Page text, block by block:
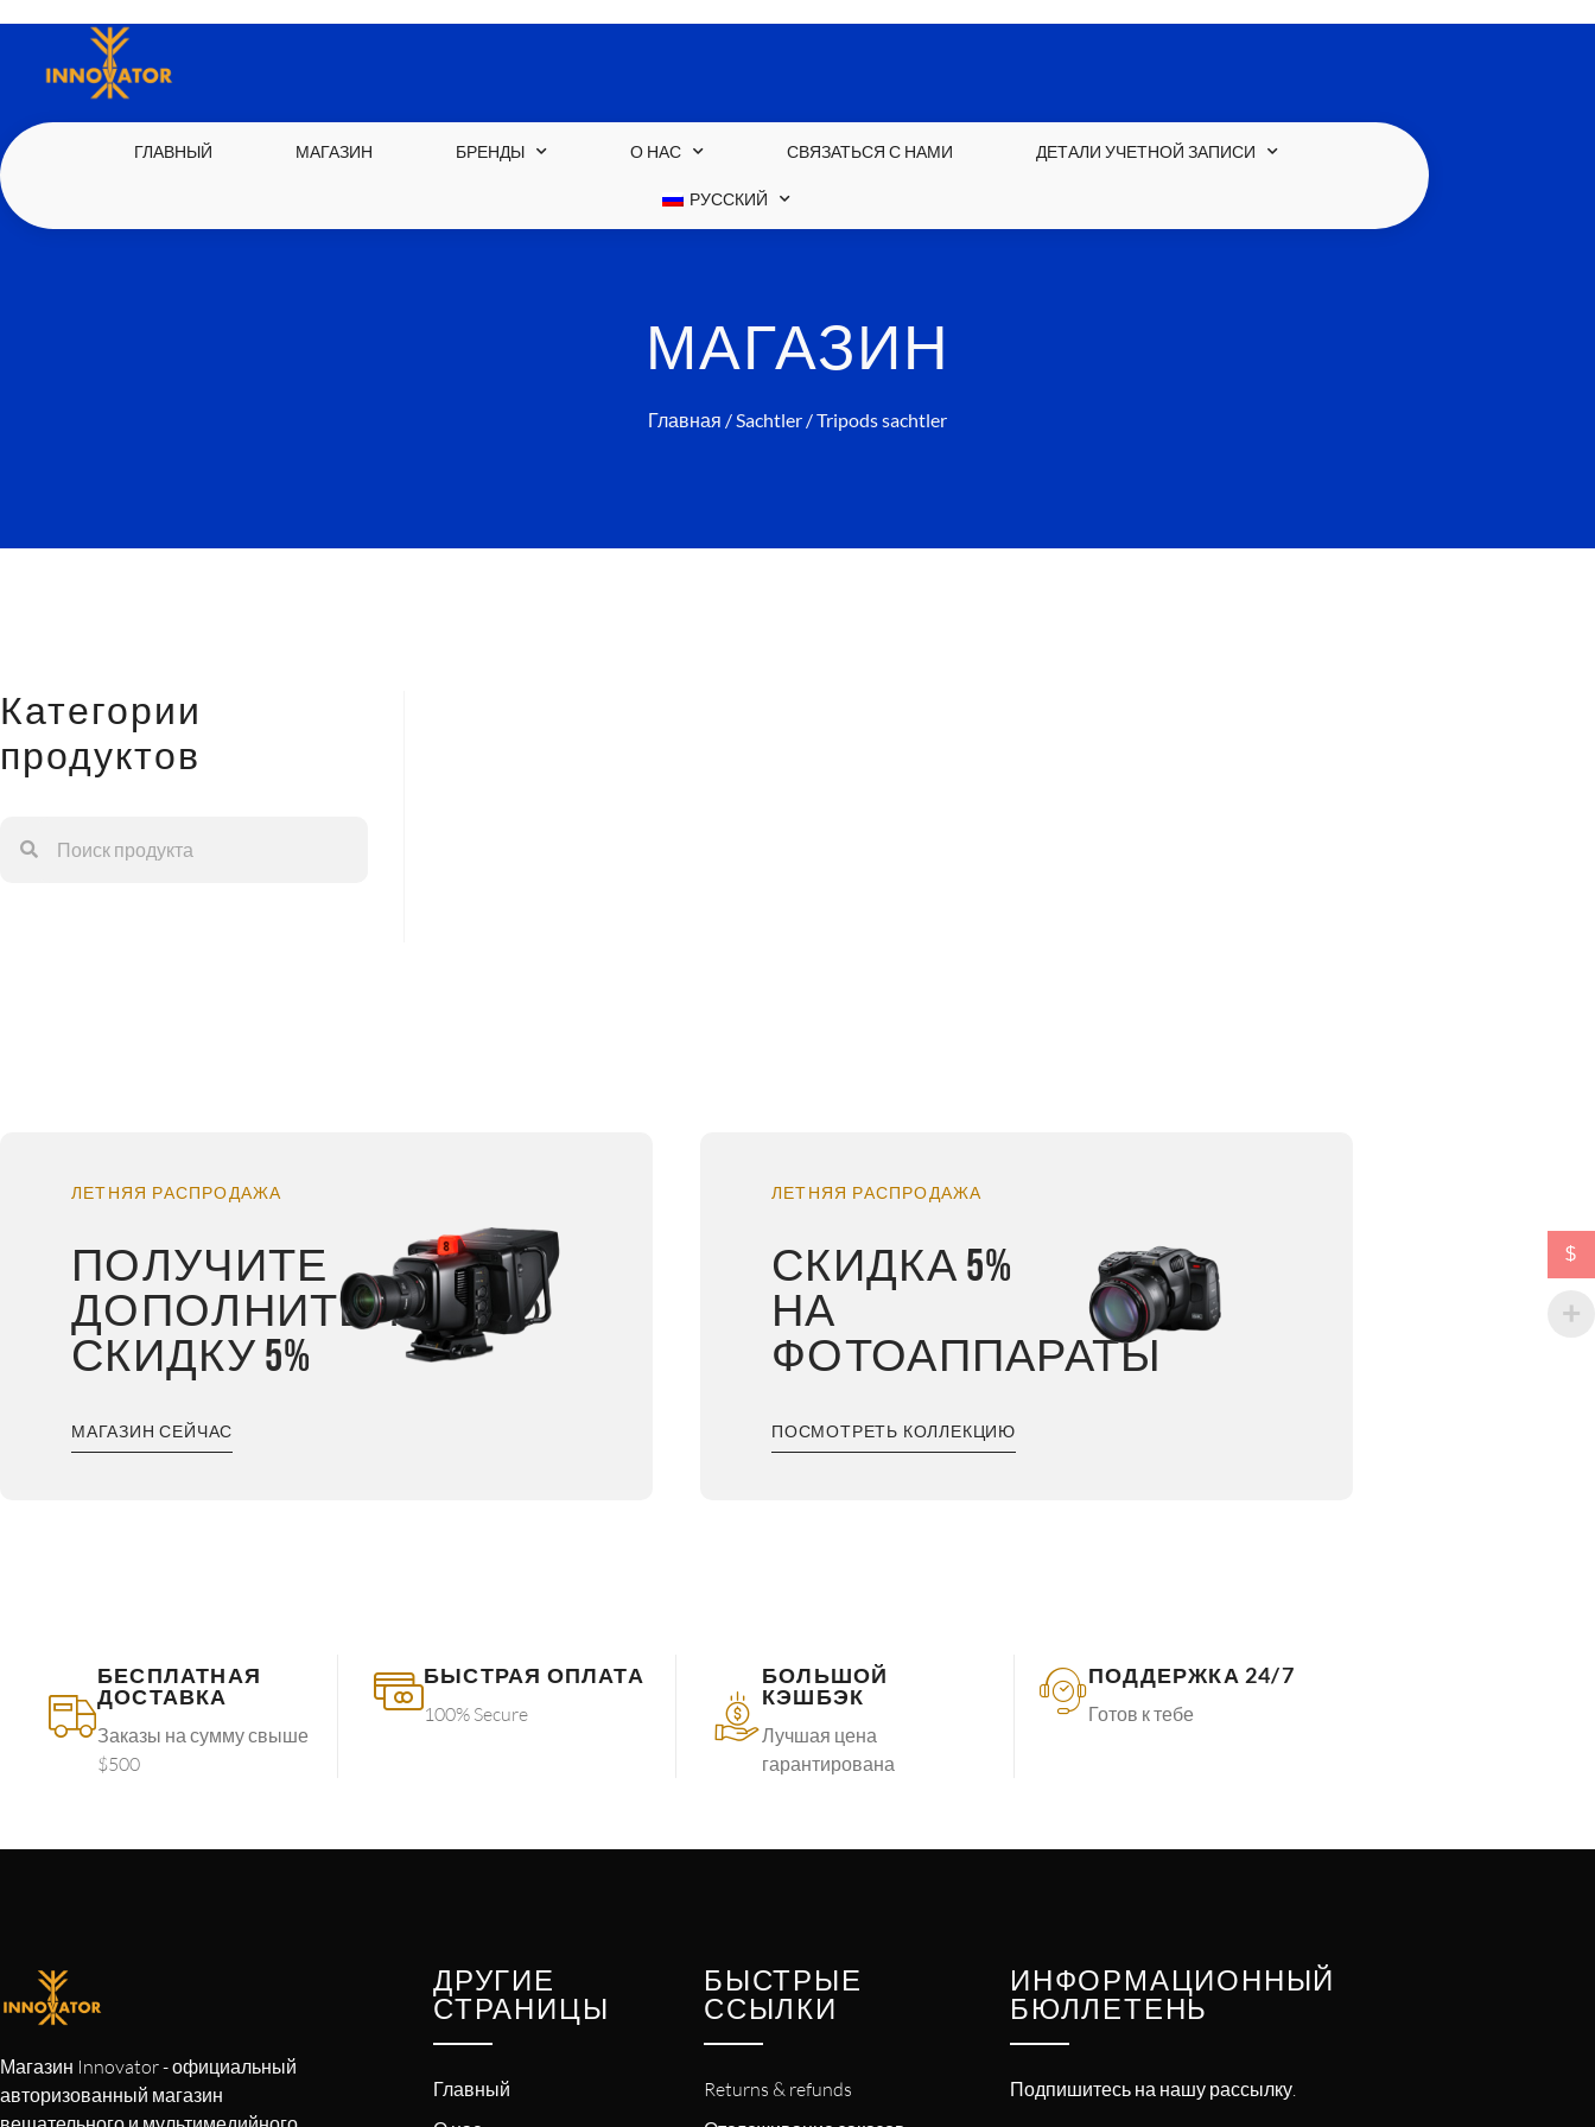
ГЛАВНЫЙ МАГАЗИН БРЕНДЫ О НАС СВЯЗАТЬСЯ С НАМИ ДЕТАЛИ УЧЕТНОЙ ЗАПИСИ
РУССКИЙ
МАГАЗИН
Главная / Sachtler / Tripods sachtler
Категории
продуктов
ЛЕТНЯЯ РАСПРОДАЖА
ПОЛУЧИТЕ
ДОПОЛНИТЕЛЬНУЮ
СКИДКУ 5%
МАГАЗИН СЕЙЧАС
ЛЕТНЯЯ РАСПРОДАЖА
СКИДКА 5%
НА
ФОТОАППАРАТЫ
ПОСМОТРЕТЬ КОЛЛЕКЦИЮ
БЕСПЛАТНАЯ
ДОСТАВКА
Заказы на сумму свыше
$500
БЫСТРАЯ ОПЛАТА
100% Secure
БОЛЬШОЙ
КЭШБЭК
Лучшая цена
гарантирована
ПОДДЕРЖКА 24/7
Готов к тебе
Магазин Innovator - официальный
авторизованный магазин
ДРУГИЕ
СТРАНИЦЫ
Главный
БЫСТРЫЕ
ССЫЛКИ
Returns & refunds
ИНФОРМАЦИОННЫЙ
БЮЛЛЕТЕНЬ
Подпишитесь на нашу рассылку.
$